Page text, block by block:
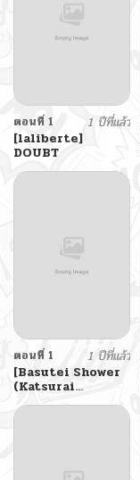
ตอนที่ 1
1 ปีที่แล้ว
[laliberte]
DOUBT
ตอนที่ 1
1 ปีที่แล้ว
[Basutei Shower
(Katsurai
Yoshiaki)] Natsu
Tsuma no